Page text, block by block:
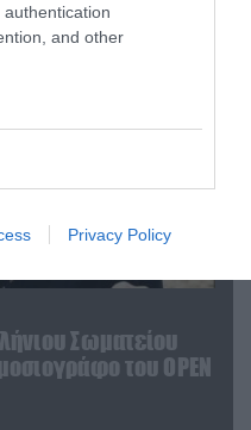
and other
Privacy Policy
Σωματείου
του OPEN